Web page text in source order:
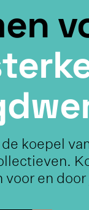
de koepel
voor en